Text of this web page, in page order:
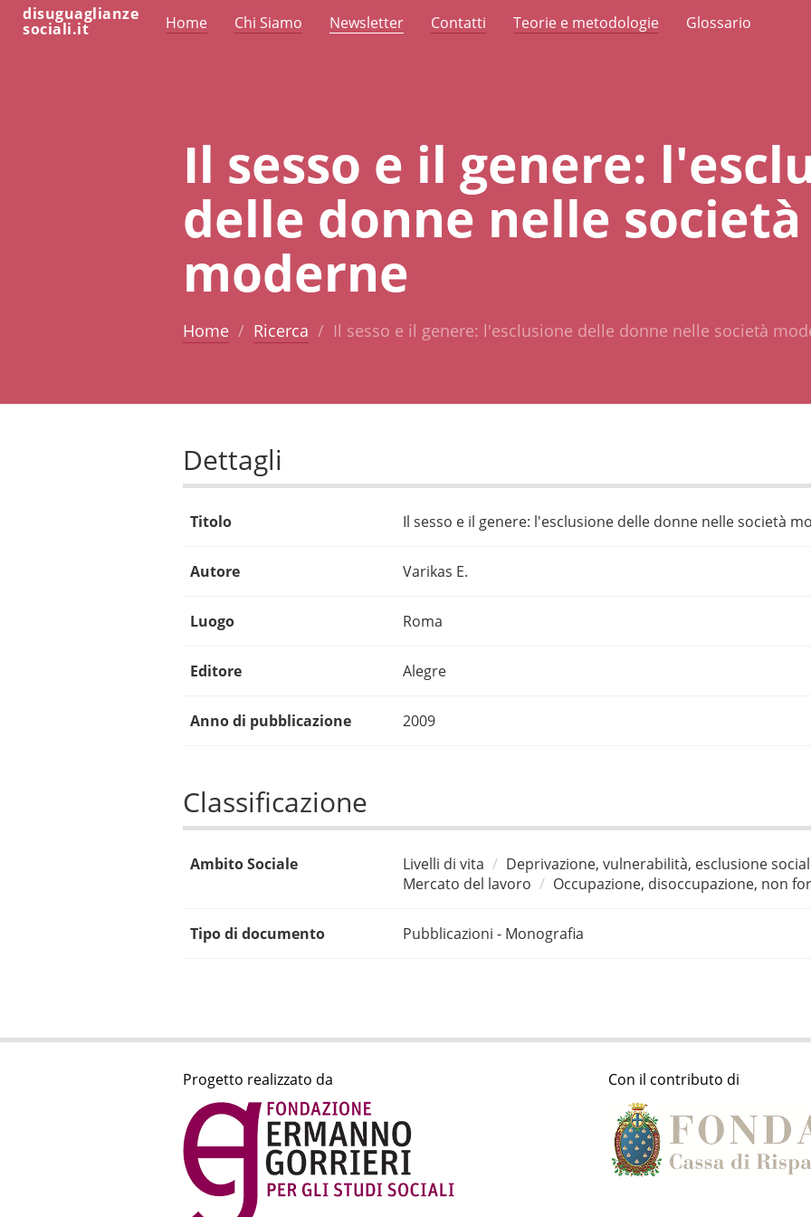
disuguaglianze
sociali.it Home Chi Siamo Newsletter Contatti Teorie e metodologie Glossario
Il sesso e il genere:
delle donne nelle società
moderne
Home Ricerca Il sesso e il genere: l'esclusione delle donne nelle società
Dettagli
Titolo Il sesso e il genere: l'esclusione delle donne nelle società
Autore Varikas E.
Luogo Roma
Editore Alegre
Anno di pubblicazione 2009
Classificazione
Ambito Sociale Livelli di vita
Deprivazione, vulnerabilità, esclusione
Mercato del lavoro
Occupazione, disoccupazione, non
Tipo di documento Pubblicazioni - Monografia
Progetto realizzato da Con il contributo di